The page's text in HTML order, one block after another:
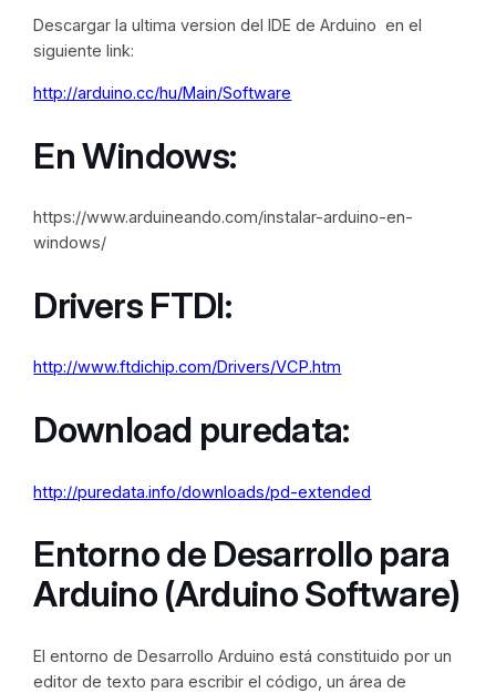
Descargar la ultima version del IDE de Arduino en el
siguiente link:
http://arduino.cc/hu/Main/Software
En Windows:
https://www.arduineando.com/instalar-arduino-en-
windows/
Drivers FTDI:
http://www.ftdichip.com/Drivers/VCP.htm
Download puredata:
http://puredata.info/downloads/pd-extended
Entorno de Desarrollo para
Arduino (Arduino Software)
El entorno de Desarrollo Arduino está constituido por un
editor de texto para escribir el código, un área de